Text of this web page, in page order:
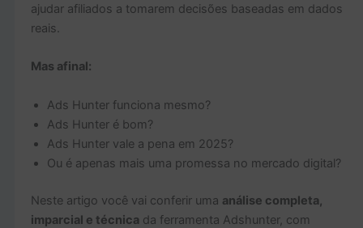
ajudar afiliados a tomarem decisões baseadas em dados
reais.
Mas afinal:
Ads Hunter funciona mesmo?
Ads Hunter é bom?
Ads Hunter vale a pena em 2025?
Ou é apenas mais uma promessa no mercado digital?
Neste artigo você vai conferir uma análise completa,
imparcial e técnica da ferramenta Adshunter, com